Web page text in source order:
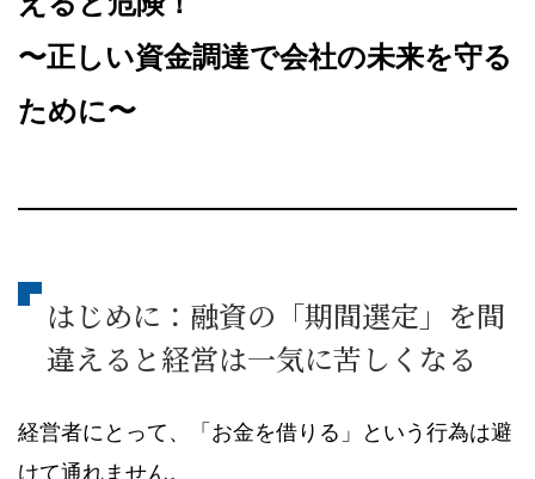
〜正しい資金調達で会社の未来を守る
ために〜
はじめに：融資の「期間選定」を間
違えると経営は一気に苦しくなる
経営者にとって、「お金を借りる」という行為は避
けて通れません。